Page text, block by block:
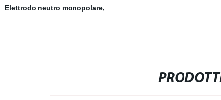
Elettrodo neutro monopolare,